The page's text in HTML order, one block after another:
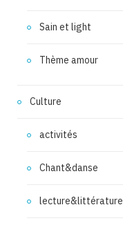
Sain et light
Thème amour
Culture
activités
Chant&danse
lecture&littérature